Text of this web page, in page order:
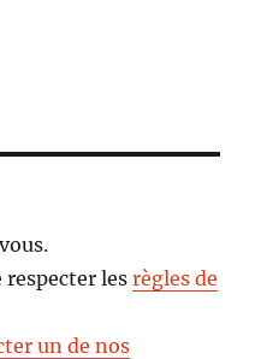
respecter lesrègles de
un de nos